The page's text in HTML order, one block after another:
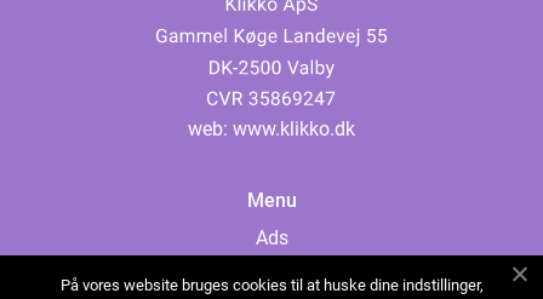
web: www.klikko.dk
Menu
Ads
På vores website bruges cookies til at huske dine indstillinger,